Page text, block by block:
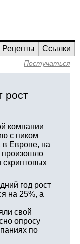
Рецепты
Ссылки
Постучаться
рост
компании
с пиком
в Европе, на
скриптовых
год рост
на 25%, а
свой
опросу
по